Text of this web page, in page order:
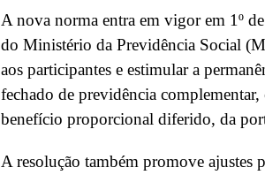
A nova norma entra em vigor em 1º
do Ministério da Previdência Social
aos participantes e estimular a
fechado de previdência
benefício proporcional diferido, da
A resolução também promove ajustes